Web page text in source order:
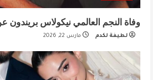
وفاة النجم العالمي نيكولاس بريندون عن 54
لطيفة لكدم مارس 22, 2026